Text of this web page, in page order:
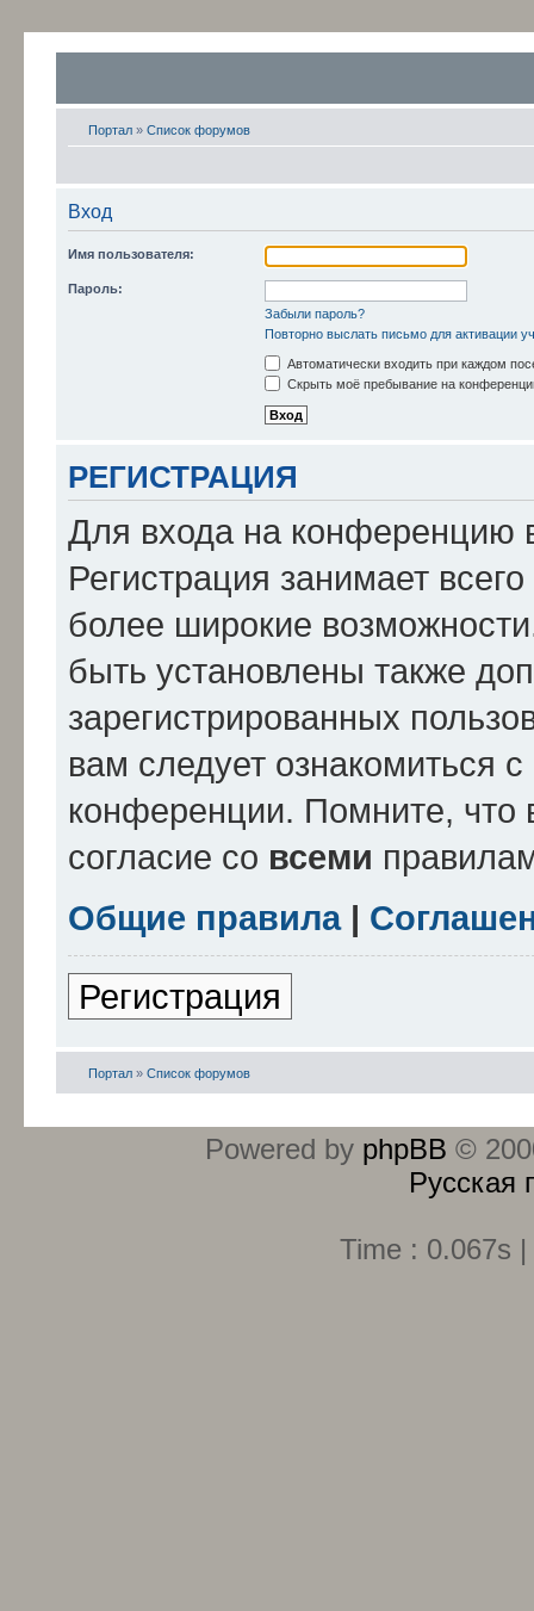
Портал » Список форумов
Вход
Имя пользователя:
Пароль:
Забыли пароль?
Повторно выслать письмо для активации
Автоматически входить при каждом
Скрыть моё пребывание на
РЕГИСТРАЦИЯ
Для входа на конференцию
Регистрация занимает
более широкие
быть установлены также
зарегистрированных
вам следует ознакомиться
конференции. Помните, что
согласие со всеми
Общие правила|
Регистрация
Портал » Список форумов
Powered by phpBB ©
Русская
Time : 0.067s